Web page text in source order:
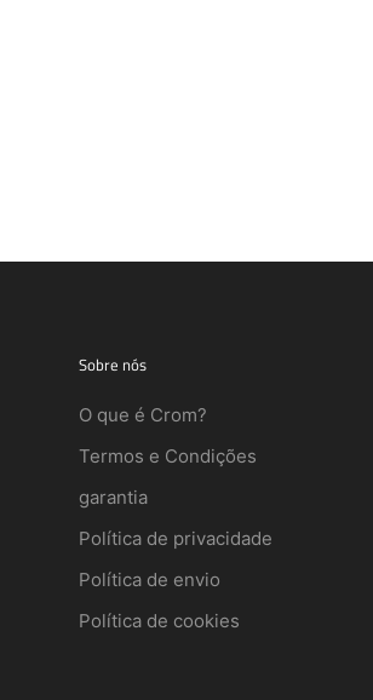
Sobre nós
O que é Crom?
Termos e Condições
garantia
Política de privacidade
Política de envio
Política de cookies